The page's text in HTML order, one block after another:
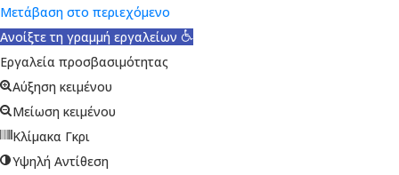
Μετάβαση στο περιεχόμενο
Ανοίξτε τη γραμμή εργαλείων
Εργαλεία προσβασιμότητας
Αύξηση κειμένου
Μείωση κειμένου
Κλίμακα Γκρι
Υψηλή Αντίθεση